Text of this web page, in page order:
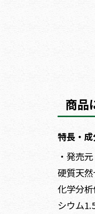
商品
特長・
・発売
硬質天
化学分
シウム